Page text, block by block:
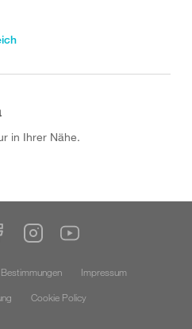
in Ihrer Nähe.
Impressum
Cookie Policy